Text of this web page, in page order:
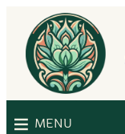
Inhalt
springen
MENU